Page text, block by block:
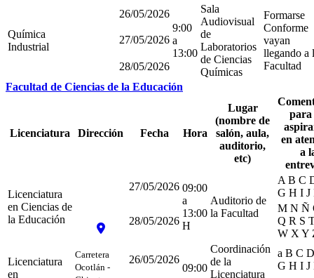
Química
Industrial
26/05/2026
9:00
a
13:00
Sala
Audiovisual
de
Laboratorios
de Ciencias
Químicas
Formarse
Conforme
vayan
llegando a
Facultad
27/05/2026
28/05/2026
Facultad de Ciencias de la Educación
Licenciatura Dirección Fecha Hora
Lugar
(nombre de
salón, aula,
auditorio,
etc)
para
en
a
Licenciatura
en Ciencias de
la Educación
Carretera
Ocotlán -
27/05/2026 09:00
a
13:00
H
Auditorio de
la Facultad
A B C
G H I
28/05/2026
M N Ñ
Q R S
W X Y
Licenciatura
en
26/05/2026
09:00
Coordinación
de la
Licenciatura
a B C
G H I